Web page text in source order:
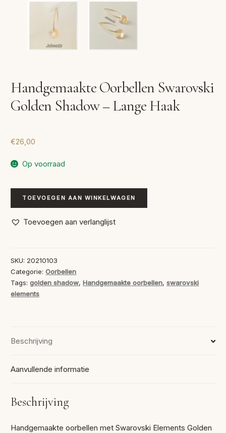
Handgemaakte Oorbellen Swarovski
Golden Shadow – Lange Haak
€26,00
Op voorraad
Handgemaakte
Oorbellen
Swarovski
-
Lange
Haak
aantal
TOEVOEGEN AAN WINKELWAGEN
Toevoegen aan verlanglijst
SKU: 20210103
Categorie:Oorbellen
Tags:golden shadow,Handgemaakte oorbellen,swarovski
elements
Beschrijving
Aanvullende informatie
Beschrijving
Handgemaakte oorbellen met Swarovski Elements Golden